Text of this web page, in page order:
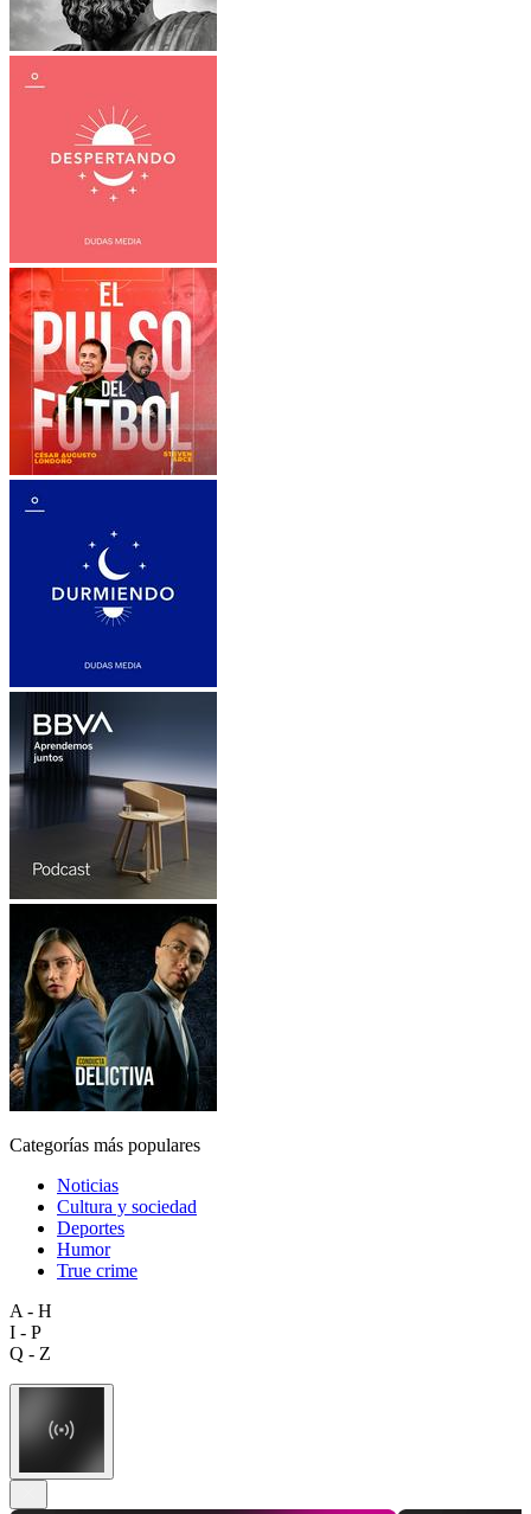
Categorías más populares
Noticias
Cultura y sociedad
Deportes
Humor
True crime
A - H
I - P
Q - Z